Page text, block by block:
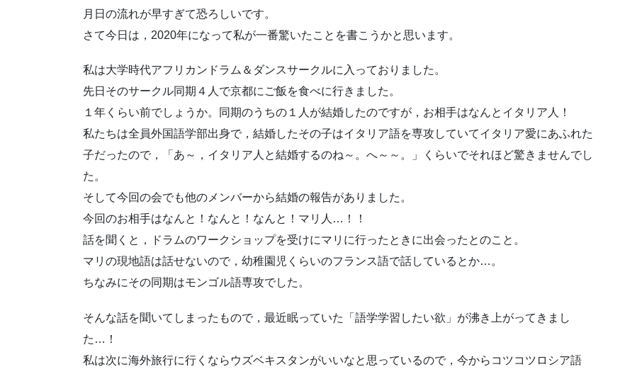
月日の流れが早すぎて恐ろしいです。
さて今日は，2020年になって私が一番驚いたことを書こうかと思います。
私は大学時代アフリカンドラム＆ダンスサークルに入っておりました。
先日そのサークル同期４人で京都にご飯を食べに行きました。
１年くらい前でしょうか。同期のうちの１人が結婚したのですが，お相手はなんとイタリア人！
私たちは全員外国語学部出身で，結婚したその子はイタリア語を専攻していてイタリア愛にあふれた
子だったので，「あ～，イタリア人と結婚するのね～。へ～～。」くらいでそれほど驚きませんでし
た。
そして今回の会でも他のメンバーから結婚の報告がありました。
今回のお相手はなんと！なんと！なんと！マリ人…！！
話を聞くと，ドラムのワークショップを受けにマリに行ったときに出会ったとのこと。
マリの現地語は話せないので，幼稚園児くらいのフランス語で話しているとか…。
ちなみにその同期はモンゴル語専攻でした。
そんな話を聞いてしまったもので，最近眠っていた「語学学習したい欲」が沸き上がってきまし
た…！
私は次に海外旅行に行くならウズベキスタンがいいなと思っているので，今からコツコツロシア語